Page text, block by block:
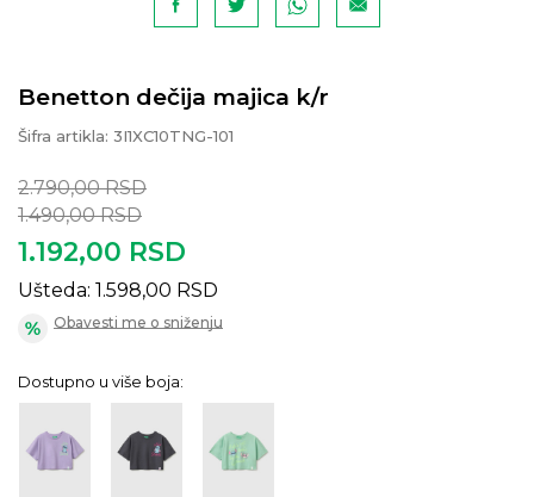
Benetton dečija majica k/r
Šifra artikla: 3I1XC10TNG-101
2.790,00 RSD
1.490,00 RSD
1.192,00 RSD
Ušteda: 1.598,00 RSD
Obavesti me o sniženju
Dostupno u više boja: